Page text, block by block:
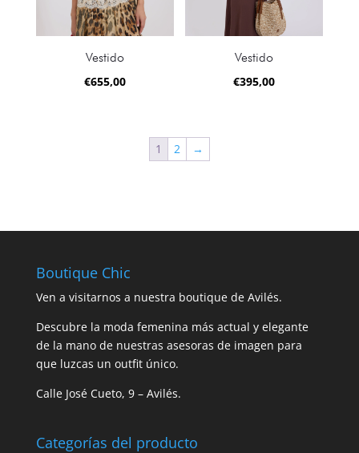
Vestido
€655,00
Vestido
€395,00
1 2 →
Boutique Chic
Ven a visitarnos a nuestra boutique de Avilés.
Descubre la moda femenina más actual y elegante
de la mano de nuestras asesoras de imagen para
que luzcas un outfit único.
Calle José Cueto, 9 – Avilés.
Categorías del producto